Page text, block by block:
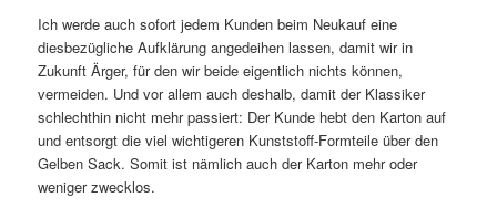
Ich werde auch sofort jedem Kunden beim Neukauf eine
diesbezügliche Aufklärung angedeihen lassen, damit wir in
Zukunft Ärger, für den wir beide eigentlich nichts können,
vermeiden. Und vor allem auch deshalb, damit der Klassiker
schlechthin nicht mehr passiert: Der Kunde hebt den Karton auf
und entsorgt die viel wichtigeren Kunststoff-Formteile über den
Gelben Sack. Somit ist nämlich auch der Karton mehr oder
weniger zwecklos.